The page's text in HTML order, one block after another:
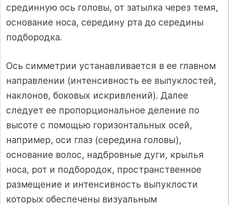
срединную ось головы, от затылка через темя,
основание носа, середину рта до середины
подбородка.
Ось симметрии устанавливается в ее главном
направлении (интенсивность ее выпуклостей,
наклонов, боковых искривлений). Далее
следует ее пропорциональное деление по
высоте с помощью горизонтальных осей,
например, оси глаз (середина головы),
основание волос, надбровные дуги, крылья
носа, рот и подбородок, пространственное
размещение и интенсивность выпуклости
которых обеспечены визуальным